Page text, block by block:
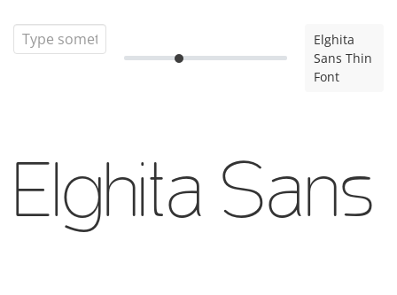
Elghita
Sans Thin
Font
Elghita Sans